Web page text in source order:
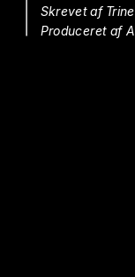
Skrevet af